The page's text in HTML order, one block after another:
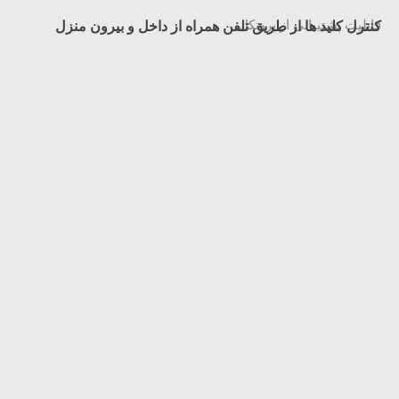
قابلیت پشتیبانی از پروتکل:
کنترل کلید ها از طریق تلفن همراه از داخل و بیرون منزل